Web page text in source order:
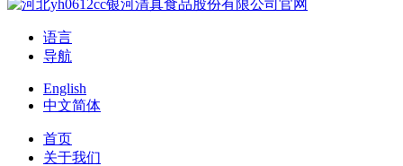
语言
导航
English
中文简体
首页
关于我们